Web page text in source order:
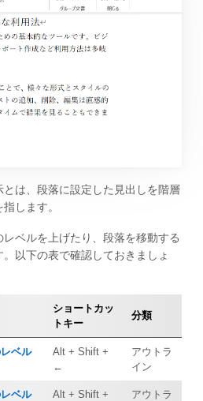
は、段落に設定した見出しを階層
します。
ベルを上げたり、段落を移動する
以下の表で確認しておきましょ
ショートカッ
トキー
分類
ベル
Alt + Shift +
←
アウトラ
イン
ベル
Alt + Shift +
アウトラ